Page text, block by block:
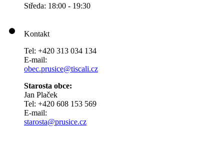
Středa: 18:00 - 19:30
Kontakt
Tel: +420 313 034 134
E-mail:
obec.prusice@tiscali.cz
Starosta obce:
Jan Plaček
Tel: +420 608 153 569
E-mail:
starosta@prusice.cz